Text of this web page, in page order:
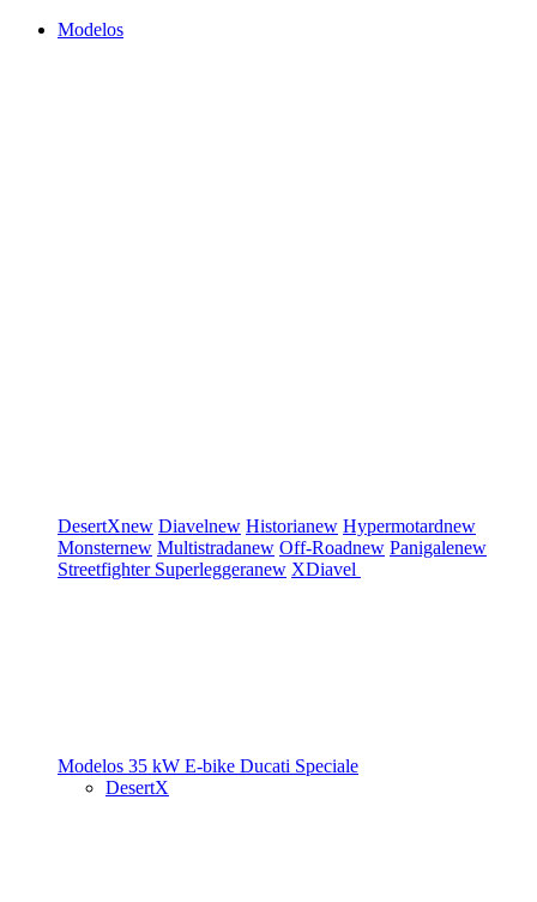
Modelos
DesertXnew Diavelnew Historianew Hypermotardnew
Monsternew Multistradanew Off-Roadnew Panigalenew
Streetfighter Superleggeranew XDiavel
Modelos 35 kW E-bike Ducati Speciale
DesertX